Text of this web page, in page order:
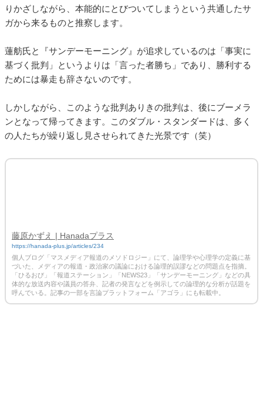
りかざしながら、本能的にとびついてしまうという共通したサ
ガから来るものと推察します。
蓮舫氏と『サンデーモーニング』が追求しているのは「事実に
基づく批判」というよりは「言った者勝ち」であり、勝利する
ためには暴走も辞さないのです。
しかしながら、このような批判ありきの批判は、後にブーメラ
ンとなって帰ってきます。このダブル・スタンダードは、多く
の人たちが繰り返し見させられてきた光景です（笑）
藤原かずえ | Hanadaプラス
https://hanada-plus.jp/articles/234
個人ブログ「マスメディア報道のメソドロジー」にて、論理学や心理学の定義に基
づいた、メディアの報道・政治家の議論における論理的誤謬などの問題点を指摘。
「ひるおび」「報道ステーション」「NEWS23」「サンデーモーニング」などの具
体的な放送内容や議員の答弁、記者の発言などを例示しての論理的な分析が話題を
呼んでいる。記事の一部を言論プラットフォーム「アゴラ」にも転載中。